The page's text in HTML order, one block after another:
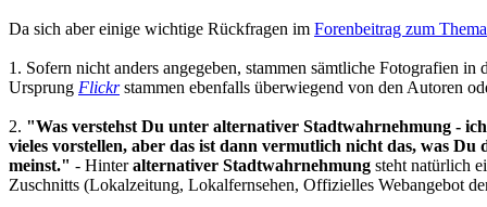
Da sich aber einige wichtige Rückfragen im Forenbeitrag zum Thema
1. Sofern nicht anders angegeben, stammen sämtliche Fotografien
Ursprung Flickrstammen ebenfalls überwiegend von den Autoren
2. "Was verstehst Du unter alternativer Stadtwahrnehmung -
vieles vorstellen, aber das ist dann vermutlich nicht das, was Du
meinst." - Hinteralternativer Stadtwahrnehmung steht natürlich
Zuschnitts (Lokalzeitung, Lokalfernsehen, Offizielles Webangebot